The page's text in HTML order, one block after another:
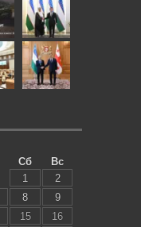
Сб
Вс
1
2
8
9
15
16